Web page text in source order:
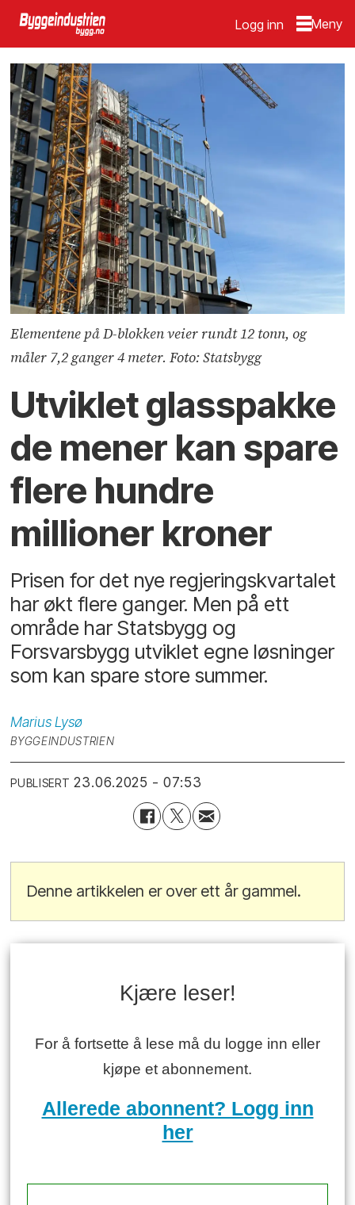
Logg inn
Elementene på D-blokken veier rundt 12 tonn, og
måler 7,2 ganger 4 meter. Foto: Statsbygg
Utviklet glasspakke
de mener kan spare
flere hundre
millioner kroner
Prisen for det nye regjeringskvartalet
har økt flere ganger. Men på ett
område har Statsbygg og
Forsvarsbygg utviklet egne løsninger
som kan spare store summer.
Marius Lysø
BYGGEINDUSTRIEN
PUBLISERT 23.06.2025 - 07:53
Denne artikkelen er over ett år gammel.
Kjære leser!
For å fortsette å lese må du logge inn eller
kjøpe et abonnement.
Allerede abonnent? Logg inn
her